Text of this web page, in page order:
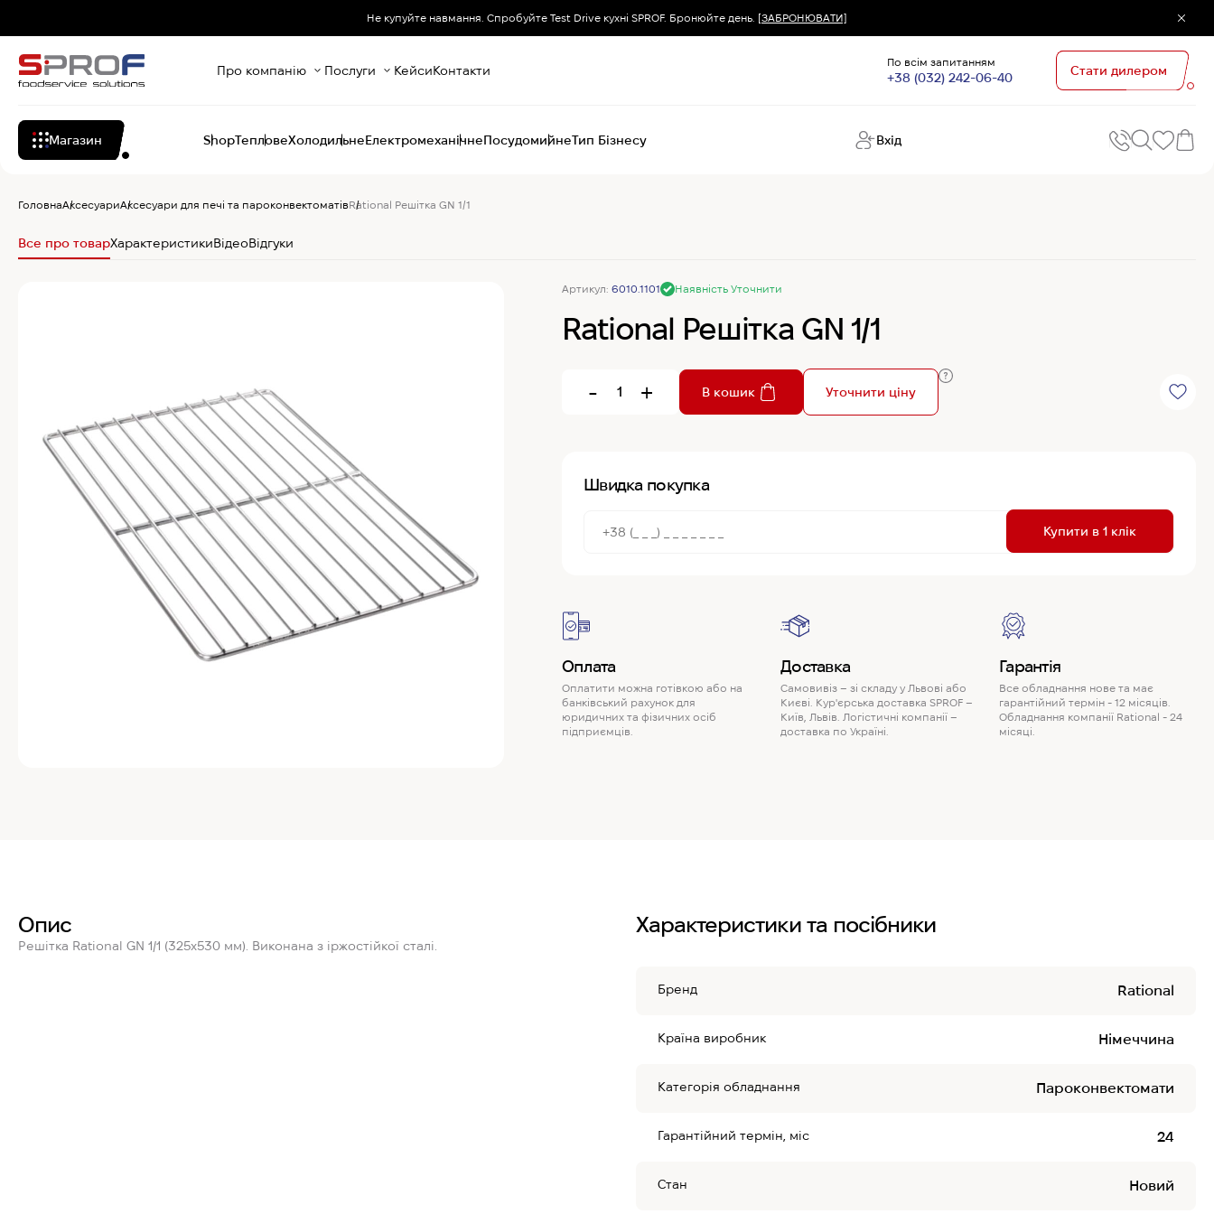
Не купуйте навмання. Спробуйте Test Drive кухні SPROF. Бронюйте день. [ЗАБРОНЮВАТИ]
Про компанію Послуги КейсиКонтакти
По всім запитанням
+38 (032) 242-06-40 Стати дилером
Магазин ShopТепловеХолодильнеЕлектромеханічнеПосудомийнеТип Бізнесу Вхід
Пароконвектомати
ГоловнаАксесуариАксесуари для печі та пароконвектоматівRational Решітка GN 1/1
Все про товарХарактеристикиВідеоВідгуки
Артикул: 6010.1101 Наявність Уточнити
Rational Решітка GN 1/1
- + В кошик Уточнити ціну
Швидка покупка
Купити в 1 клік
Оплата
Оплатити можна готівкою або на
банківський рахунок для
юридичних та фізичних осіб
підприємців.
Доставка
Самовивіз – зі складу у Львові або
Києві. Кур'єрська доставка SPROF –
Київ, Львів. Логістичні компанії –
доставка по Україні.
Гарантія
Все обладнання нове та має
гарантійний термін - 12 місяців.
Обладнання компанії Rational - 24
місяці.
Опис
Решітка Rational GN 1/1 (325x530 мм). Виконана з іржостійкої сталі.
Характеристики та посібники
Бренд Rational
Країна виробник Німеччина
Категорія обладнання Пароконвектомати
Гарантійний термін, міс 24
Стан Новий